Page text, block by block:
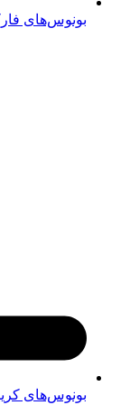
بونوس‌های
بونوس‌های